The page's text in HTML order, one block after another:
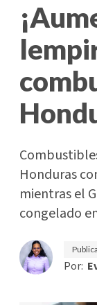
Honduras
mientras el
congelado
Por: